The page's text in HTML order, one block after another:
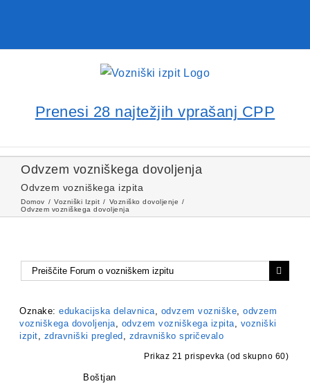
Prenesi 28 najtežjih vprašanj CPP
Odvzem vozniškega dovoljenja
Odvzem vozniškega izpita
Domov Vozniški Izpit
Vozniško dovoljenje
Odvzem vozniškega dovoljenja
Oznake: edukacijska delavnica, odvzem vozniške, odvzem
vozniškega dovoljenja, odvzem vozniškega izpita, vozniški
izpit, zdravniški pregled , zdravniško spričevalo
Prikaz 21 prispevka (od skupno 60)
Boštjan